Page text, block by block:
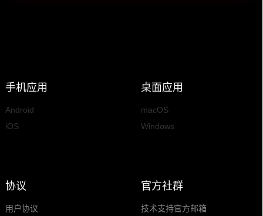
手机应用
Android
iOS
桌面应用
macOS
Windows
协议
用户协议
官方社群
技术支持官方邮箱